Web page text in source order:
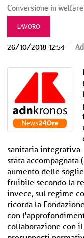
Conversione in
LAVORO
26/10/2018 12:54
sanitaria
stata
aumento delle
fruibile secondo la
invece, sul regime
ricorda la
con
collaborazione con